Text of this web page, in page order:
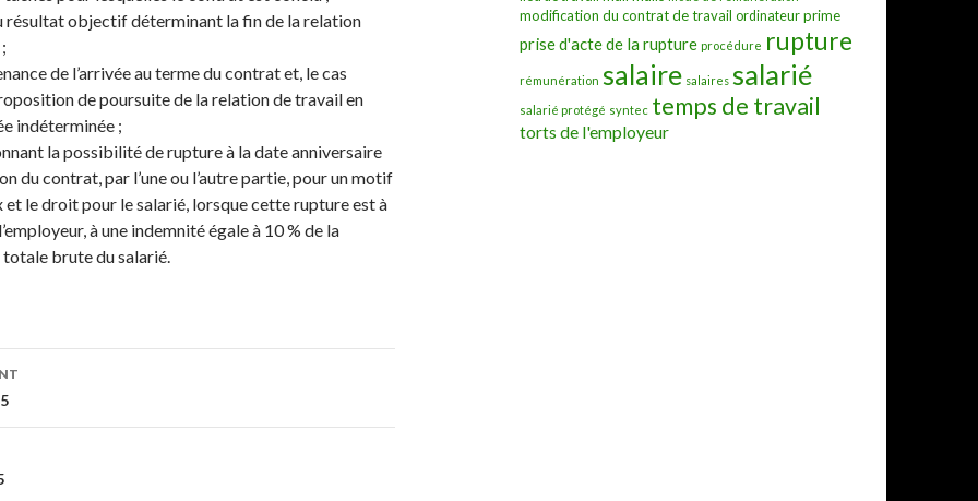
résultat objectif déterminant la fin de la relation
de l’arrivée au terme du contrat et, le cas
de poursuite de la relation de travail en
indéterminée ;
la possibilité de rupture à la date anniversaire
du contrat, par l’une ou l’autre partie, pour un motif
et le droit pour le salarié, lorsque cette rupture est à
à une indemnité égale à 10 % de la
brute du salarié.
modification du contrat de travail ordinateur prime
prise d'acte de la rupture procédure rupture
rémunération salaire salaires salarié
salarié protégé syntec temps de travail
torts de l'employeur